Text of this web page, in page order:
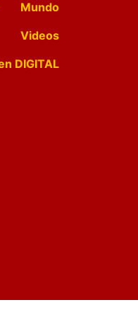
Mundo
Videos
DIGITAL